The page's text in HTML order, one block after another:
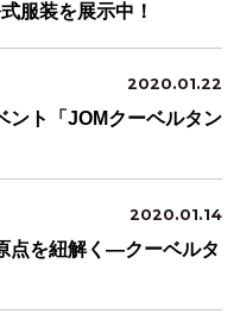
服装を展示中！
2020.01.22
ント「JOMクーベルタン
2020.01.14
点を紐解く―クーベルタ